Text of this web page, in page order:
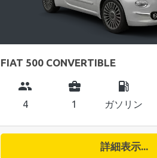
FIAT 500 CONVERTIBLE
group
4
business_center
1
local_gas_station
ガソリン
詳細表示...